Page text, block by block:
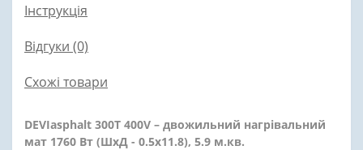
Інструкція
Відгуки (0)
Схожі товари
DEVIasphalt 300T 400V – двожильний нагрівальний
мат 1760 Вт (ШхД - 0.5х11.8), 5.9 м.кв.